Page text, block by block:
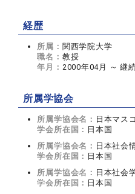
経歴
所属： 関西学院大学
職名： 教授
年月： 2000年04月 ～ 継
所属学協会
所属学協会名： 日本マス
学会所在国： 日本国
所属学協会名： 日本社会
学会所在国： 日本国
所属学協会名： 日本社会
学会所在国： 日本国